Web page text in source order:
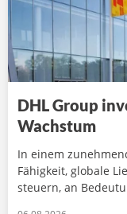
DHL Group
Wachstum
In einem
Fähigkeit, globale
steuern, an